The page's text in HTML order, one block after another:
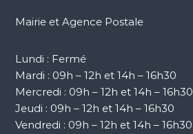
Mairie et Agence Postale
Lundi : Fermé
Mardi : 09h – 12h et 14h – 16h30
Mercredi : 09h – 12h et 14h – 16h30
Jeudi : 09h – 12h et 14h – 16h30
Vendredi : 09h – 12h et 14h – 16h30